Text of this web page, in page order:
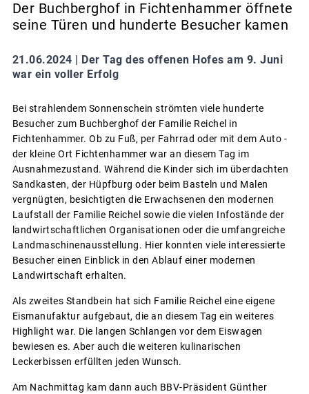
Der Buchberghof in Fichtenhammer öffnete
seine Türen und hunderte Besucher kamen
21.06.2024 |
Der Tag des offenen Hofes am 9. Juni
war ein voller Erfolg
Bei strahlendem Sonnenschein strömten viele hunderte
Besucher zum Buchberghof der Familie Reichel in
Fichtenhammer. Ob zu Fuß, per Fahrrad oder mit dem Auto -
der kleine Ort Fichtenhammer war an diesem Tag im
Ausnahmezustand. Während die Kinder sich im überdachten
Sandkasten, der Hüpfburg oder beim Basteln und Malen
vergnügten, besichtigten die Erwachsenen den modernen
Laufstall der Familie Reichel sowie die vielen Infostände der
landwirtschaftlichen Organisationen oder die umfangreiche
Landmaschinenausstellung. Hier konnten viele interessierte
Besucher einen Einblick in den Ablauf einer modernen
Landwirtschaft erhalten.
Als zweites Standbein hat sich Familie Reichel eine eigene
Eismanufaktur aufgebaut, die an diesem Tag ein weiteres
Highlight war. Die langen Schlangen vor dem Eiswagen
bewiesen es. Aber auch die weiteren kulinarischen
Leckerbissen erfüllten jeden Wunsch.
Am Nachmittag kam dann auch BBV-Präsident Günther